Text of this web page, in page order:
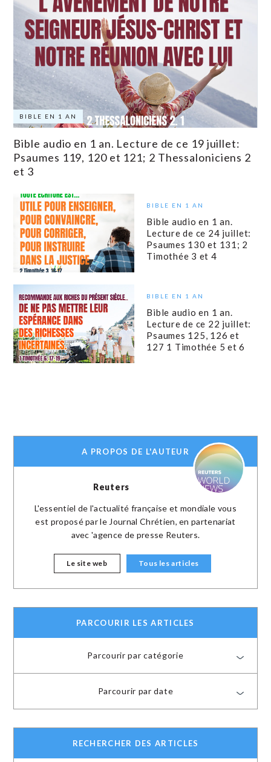
BIBLE EN 1 AN
Bible audio en 1 an. Lecture de ce 19 juillet:
Psaumes 119, 120 et 121; 2 Thessaloniciens 2
et 3
BIBLE EN 1 AN
Bible audio en 1 an.
Lecture de ce 24 juillet:
Psaumes 130 et 131; 2
Timothée 3 et 4
BIBLE EN 1 AN
Bible audio en 1 an.
Lecture de ce 22 juillet:
Psaumes 125, 126 et
127 1 Timothée 5 et 6
A PROPOS DE L'AUTEUR
Reuters
L'essentiel de l'actualité française et mondiale vous
est proposé par le Journal Chrétien, en partenariat
avec 'agence de presse Reuters.
Le site web Tous les articles
PARCOURIR LES ARTICLES
Parcourir par catégorie
Parcourir par date
RECHERCHER DES ARTICLES